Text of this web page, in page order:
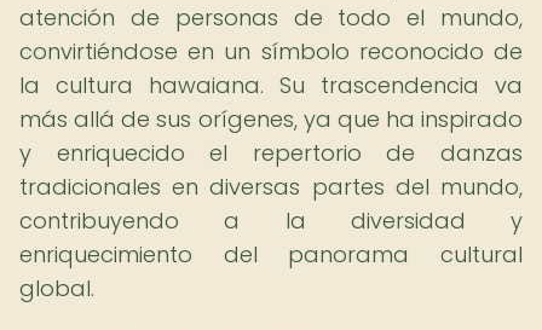
atención de personas de todo el mundo,
convirtiéndose en un símbolo reconocido de
la cultura hawaiana. Su trascendencia va
más allá de sus orígenes, ya que ha inspirado
y enriquecido el repertorio de danzas
tradicionales en diversas partes del mundo,
contribuyendo a la diversidad y
enriquecimiento del panorama cultural
global.